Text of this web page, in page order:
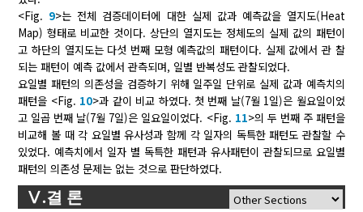
<Fig. 9>는 전체 검증데이터에 대한 실제 값과 예측값을 열지도(Heat
Map) 형태로 비교한 것이다. 상단의 열지도는 정체도의 실제 값의 패턴이
고 하단의 열지도는 다섯 번째 모형 예측값의 패턴이다. 실제 값에서 관 찰
되는 패턴이 예측 값에서 관측되며, 일별 반복성도 관찰되었다.
요일별 패턴의 의존성을 검증하기 위해 일주일 단위로 실제 값과 예측치의
패턴을 <Fig. 10>과 같이 비교 하였다. 첫 번째 날(7월 1일)은 월요일이었
고 일곱 번째 날(7월 7일)은 일요일이었다. <Fig. 11>의 두 번째 주 패턴을
비교해 볼 때 각 요일별 유사성과 함께 각 일자의 독특한 패턴도 관찰할 수
있었다. 예측치에서 일자 별 독특한 패턴과 유사패턴이 관찰되므로 요일별
패턴의 의존성 문제는 없는 것으로 판단하였다.
Ⅴ.결 론